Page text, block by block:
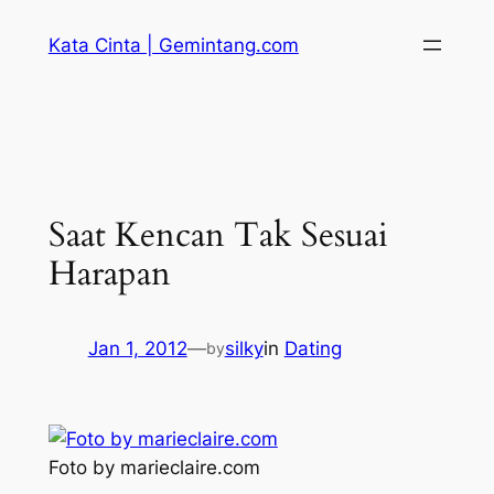
Kata Cinta | Gemintang.com
Saat Kencan Tak Sesuai
Harapan
Jan 1, 2012—bysilkyin Dating
Foto by marieclaire.com